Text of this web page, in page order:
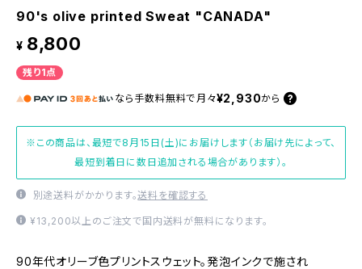
90's olive printed Sweat "CANADA"
¥ 8,800
残り1点
なら 手数料無料で 月々¥2,930から
※この商品は、最短で8月15日(土)にお届けします（お届け先によって、
最短到着日に数日追加される場合があります）。
別途送料がかかります。送料を確認する
¥13,200以上のご注文で国内送料が無料になります。
90年代オリーブ色プリントスウェット。発泡インクで施され